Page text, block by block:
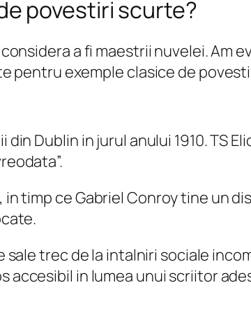
povestiri scurte?
a fi maestrii nuvelei. Am
pentru exemple clasice de
Dublin in jurul anului 1910. TS
timp ce Gabriel Conroy tine un
trec de la intalniri sociale
accesibil in lumea unui scriitor